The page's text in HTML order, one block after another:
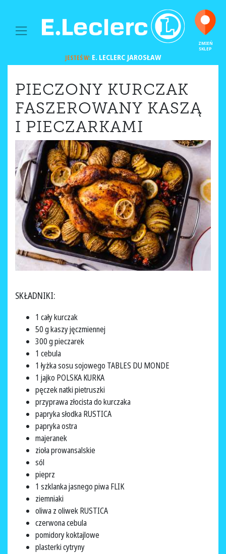
MAIN NAVIGATION
ZMIEŃ
SKLEP
JESTEŚ W:E. LECLERC JAROSŁAW
PIECZONY KURCZAK
FASZEROWANY KASZĄ
I PIECZARKAMI
SKŁADNIKI:
1 cały kurczak
50 g kaszy jęczmiennej
300 g pieczarek
1 cebula
1 łyżka sosu sojowego TABLES DU MONDE
1 jajko POLSKA KURKA
pęczek natki pietruszki
przyprawa złocista do kurczaka
papryka słodka RUSTICA
papryka ostra
majeranek
zioła prowansalskie
sól
pieprz
1 szklanka jasnego piwa FLIK
ziemniaki
oliwa z oliwek RUSTICA
czerwona cebula
pomidory koktajlowe
plasterki cytryny